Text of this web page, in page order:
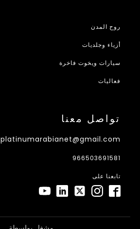
روح المدن
أزياء وجلديات
سيارات ويخوت فاخرة
فعاليات
تواصل معنا
platinumarabianet@gmail.com
966503691581
تابعنا على